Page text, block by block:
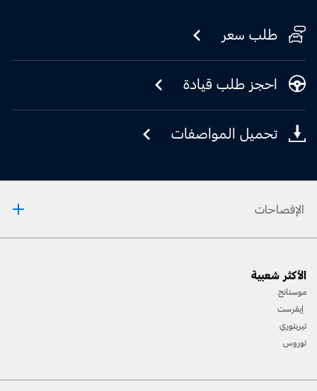
طلب سعر
احجز طلب قيادة
تحميل المواصفات
الإفصاحات
المسارات، وإستخدام معدّات السّلامة المناسبة.
[2] لن تتوفّر جميع ميّزات المركبة في جميع الأسواق. إتّصل بموزّع فورد المحلّي للحصول على أحدث
الأكثر شعبية
موستانج
إيفرست
تيريتوري
توروس